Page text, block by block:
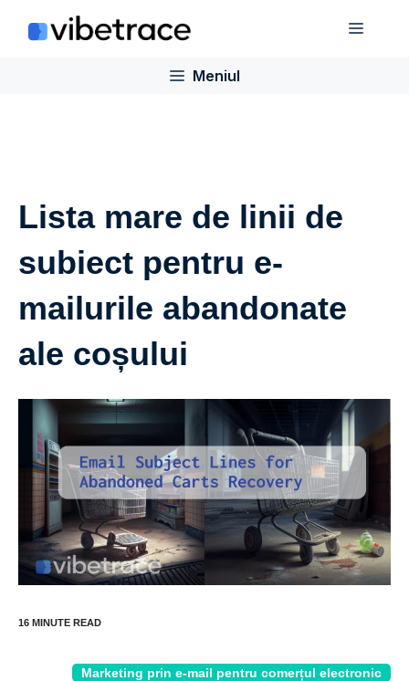
Meniul
Lista mare de linii de
subiect pentru e-
mailurile abandonate
ale coșului
Marketing prin e-mail pentru comerțul electronic